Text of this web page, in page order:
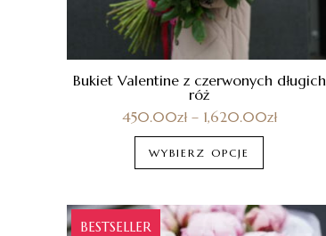
Bukiet Valentine z czerwonych długich
róż
450.00zł– 1,620.00zł
WYBIERZ OPCJE
BESTSELLER